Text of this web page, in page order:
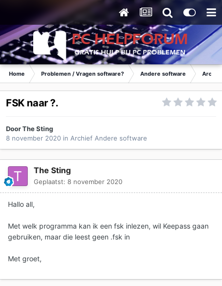
Home Problemen / Vragen software? Andere software
FSK naar ?.
DoorThe Sting
8 november 2020 in Archief Andere software
The Sting
Geplaatst: 8 november 2020
Hallo all,
Met welk programma kan ik een fsk inlezen, wil Keepass gaan
gebruiken, maar die leest geen .fsk in
Met groet,